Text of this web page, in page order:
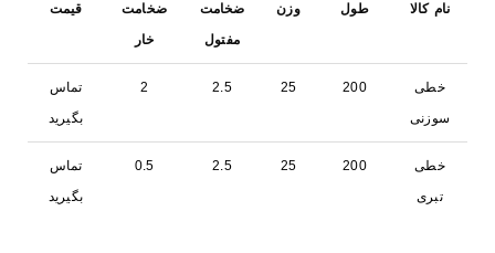
نام کالا طول وزن
ضخامت
مفتول
ضخامت
خار
قیمت
خطی
سوزنی
200
25
2.5
2
تماس
بگیرید
خطی
تبری
200
25
2.5
0.5
تماس
بگیرید